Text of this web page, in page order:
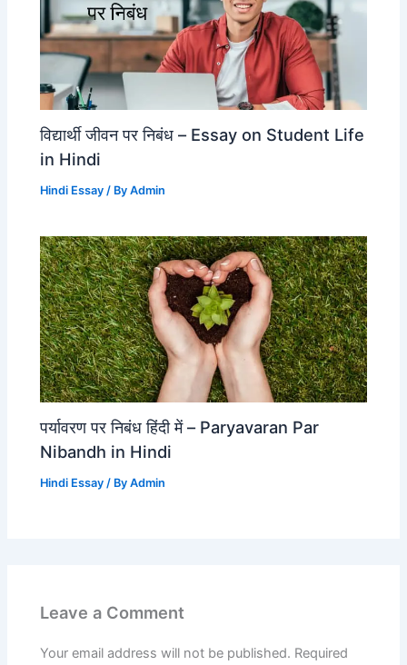
विद्यार्थी जीवन पर निबंध – Essay on Student Life
in Hindi
Hindi Essay / ByAdmin
पर्यावरण पर निबंध हिंदी में – Paryavaran Par
Nibandh in Hindi
Hindi Essay / ByAdmin
Leave a Comment
Your email address will not be published. Required